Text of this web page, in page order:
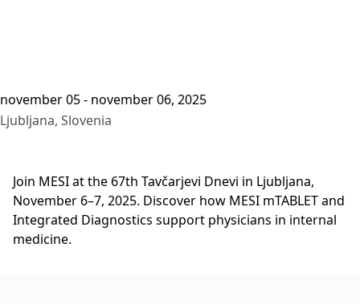
november 05 - november 06, 2025
Ljubljana, Slovenia
Join MESI at the 67th Tavčarjevi Dnevi in Ljubljana,
November 6–7, 2025. Discover how MESI mTABLET and
Integrated Diagnostics support physicians in internal
medicine.